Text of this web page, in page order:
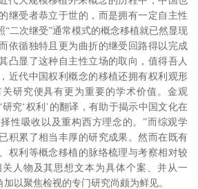
继受者恭立于世的，而是拥有一定自主性
“二次继受”通常模式的概念移植就已然显现
依循独特且更为曲折的继受回路得以完成
凸显了这种自主性立场的取向，值得吾人
近代中国权利概念的移植还拥有权利观形
研究便具有更为重要的学术价值。金观
究‘权利’的翻译，有助于揭示中国文化在
性吸收以及重构西方理念的。”而综观学
积累了相当丰厚的研究成果。然而在既有
权利等概念移植的脉络梳理与考察相对较
人物及其思想文本为具体个案、并从一
以聚焦检视的专门研究尚颇为鲜见。